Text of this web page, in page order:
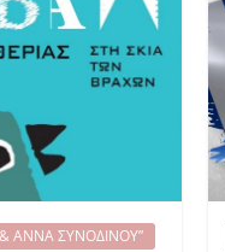
ΑΝΝΑ ΣΥΝΟΔΙΝΟΥ”